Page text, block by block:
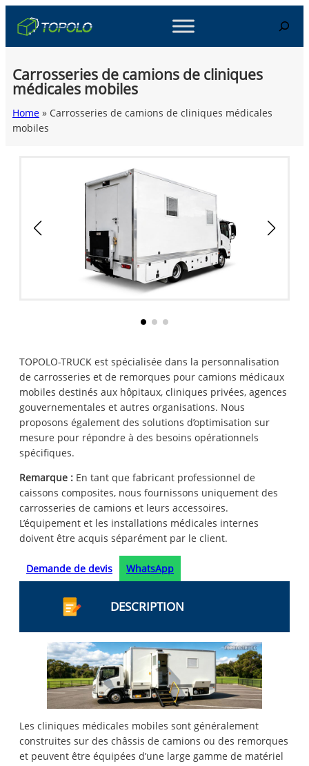
Search
Carrosseries de camions de cliniques
médicales mobiles
Home » Carrosseries de camions de cliniques médicales
mobiles
TOPOLO-TRUCK est spécialisée dans la personnalisation
de carrosseries et de remorques pour camions médicaux
mobiles destinés aux hôpitaux, cliniques privées, agences
gouvernementales et autres organisations. Nous
proposons également des solutions d’optimisation sur
mesure pour répondre à des besoins opérationnels
spécifiques.
Remarque : En tant que fabricant professionnel de
caissons composites, nous fournissons uniquement des
carrosseries de camions et leurs accessoires.
L’équipement et les installations médicales internes
doivent être acquis séparément par le client.
Demande de devis WhatsApp
DESCRIPTION
Les cliniques médicales mobiles sont généralement
construites sur des châssis de camions ou des remorques
et peuvent être équipées d’une large gamme de matériel